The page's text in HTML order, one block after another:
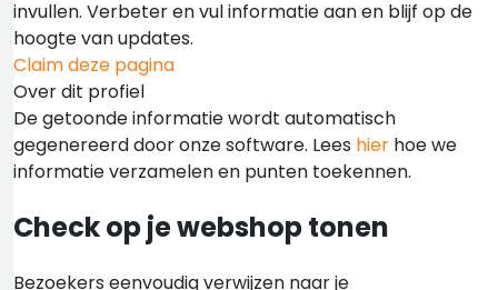
invullen. Verbeter en vul informatie aan en blijf op de
hoogte van updates.
Claim deze pagina
Over dit profiel
De getoonde informatie wordt automatisch
gegenereerd door onze software. Lees hier hoe we
informatie verzamelen en punten toekennen.
Check op je webshop tonen
Bezoekers eenvoudig verwijzen naar je